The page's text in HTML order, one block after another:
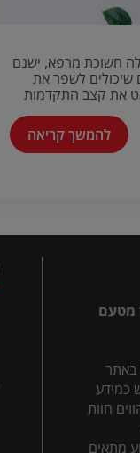
חשוכת מרפא, ישנם
שיכולים לשפר את
את קצב התקדמות
להמשך קריאה
מטעם
באתר
כמידע
חוות
מתאים